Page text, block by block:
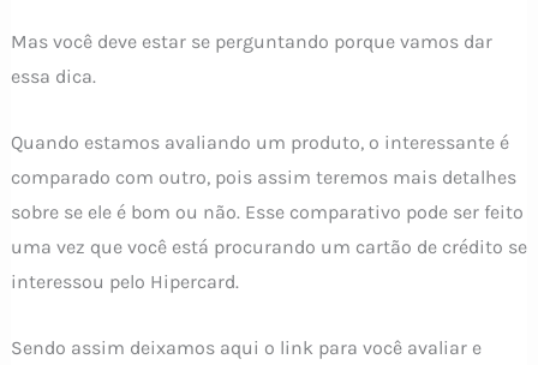
Mas você deve estar se perguntando porque vamos dar
essa dica.
Quando estamos avaliando um produto, o interessante é
comparado com outro, pois assim teremos mais detalhes
sobre se ele é bom ou não. Esse comparativo pode ser feito
uma vez que você está procurando um cartão de crédito se
interessou pelo Hipercard.
Sendo assim deixamos aqui o link para você avaliar e